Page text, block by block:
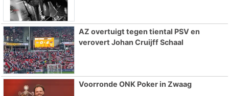
AZ overtuigt tegen tiental PSV en
verovert Johan Cruijff Schaal
Voorronde ONK Poker in Zwaag